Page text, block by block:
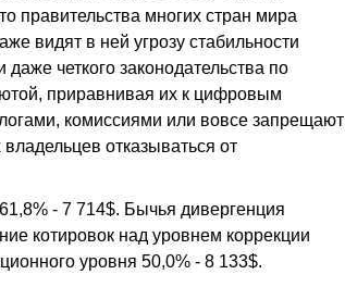
правительства многих стран мира
видят в ней угрозу стабильности
четкого законодательства по
приравнивая их к цифровым
комиссиями или вовсе запрещают
отказываться от
- 7 714$. Бычья дивергенция
котировок над уровнем коррекции
уровня 50,0% - 8 133$.